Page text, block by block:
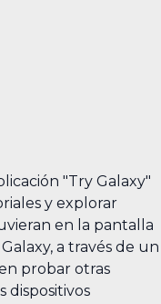
"Try Galaxy"
y explorar
en la pantalla
a través de un
probar otras
dispositivos